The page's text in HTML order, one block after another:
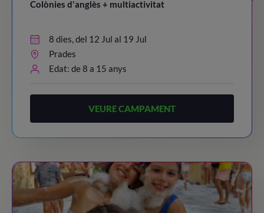
Colònies d'anglès + multiactivitat
8 dies, del 12 Jul al 19 Jul
Prades
Edat: de 8 a 15 anys
VEURE CAMPAMENT